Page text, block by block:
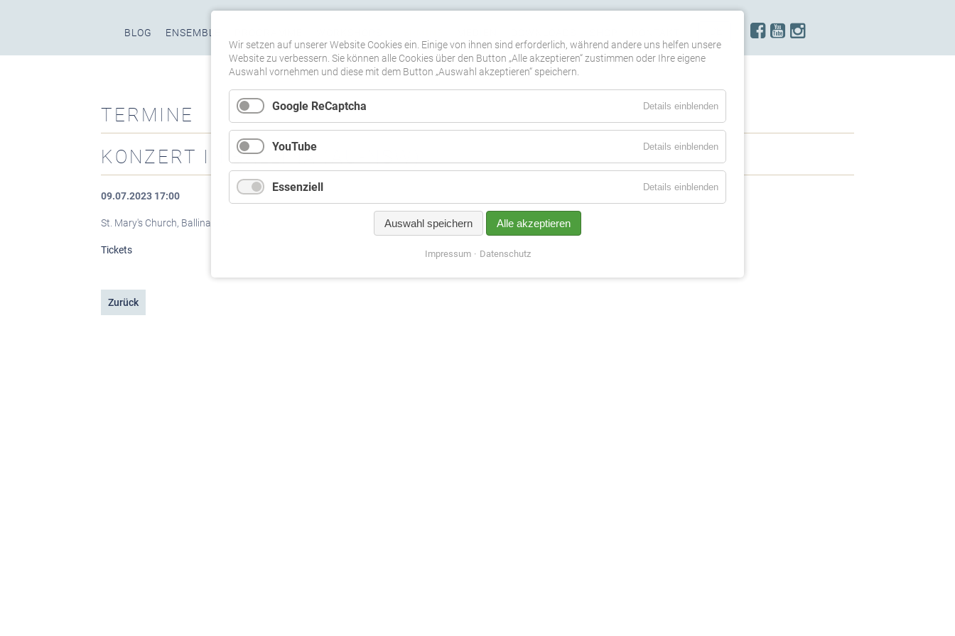
Navigation
BLOG ENSEMBLE
TERMINE
KONZERT IN BALLINA (AU-NSW)
09.07.2023 17:00
St. Mary's Church, Ballina (AU-NSW)
Tickets
Zurück
Wir setzen auf unserer Website Cookies ein. Einige von ihnen sind erforderlich, während andere uns helfen unsere
Website zu verbessern. Sie können alle Cookies über den Button „Alle akzeptieren“ zustimmen oder Ihre eigene
Auswahl vornehmen und diese mit dem Button „Auswahl akzeptieren“ speichern.
Google ReCaptcha Details einblenden
YouTube Details einblenden
Essenziell Details einblenden
Auswahl speichern Alle akzeptieren
Impressum Datenschutz